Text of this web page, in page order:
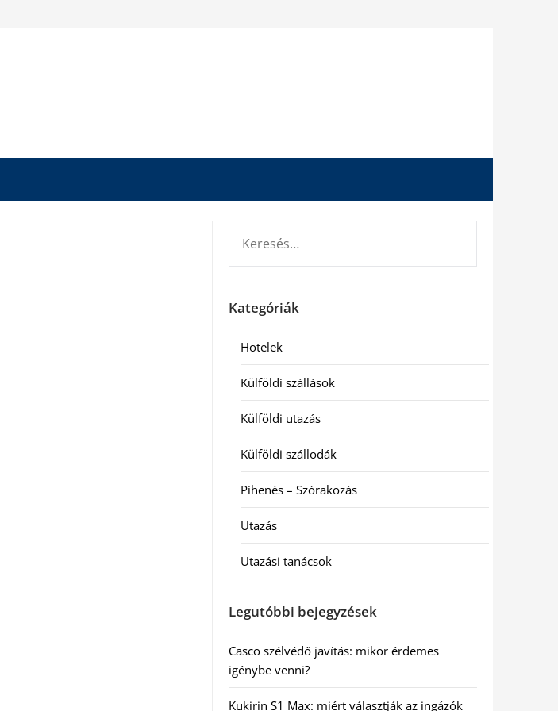
Kategóriák
Hotelek
Külföldi szállások
Külföldi utazás
Külföldi szállodák
Pihenés – Szórakozás
Utazás
Utazási tanácsok
Legutóbbi bejegyzések
Casco szélvédő javítás: mikor érdemes
igénybe venni?
Kukirin S1 Max: miért választják az ingázók